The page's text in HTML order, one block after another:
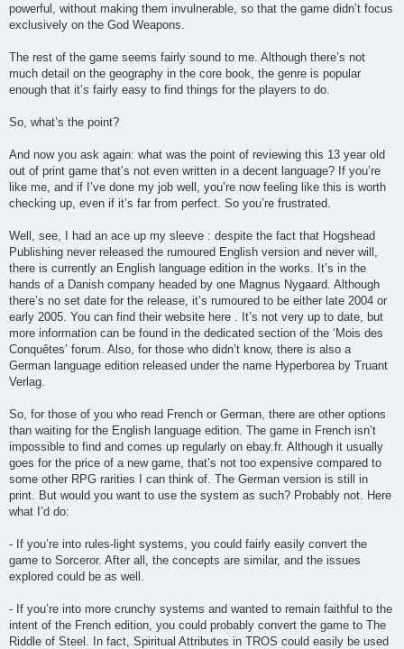
powerful, without making them invulnerable, so that the game didn’t focus
exclusively on the God Weapons.
The rest of the game seems fairly sound to me. Although there’s not
much detail on the geography in the core book, the genre is popular
enough that it’s fairly easy to find things for the players to do.
So, what’s the point?
And now you ask again: what was the point of reviewing this 13 year old
out of print game that’s not even written in a decent language? If you’re
like me, and if I’ve done my job well, you’re now feeling like this is worth
checking up, even if it’s far from perfect. So you’re frustrated.
Well, see, I had an ace up my sleeve : despite the fact that Hogshead
Publishing never released the rumoured English version and never will,
there is currently an English language edition in the works. It’s in the
hands of a Danish company headed by one Magnus Nygaard. Although
there’s no set date for the release, it’s rumoured to be either late 2004 or
early 2005. You can find their website here . It’s not very up to date, but
more information can be found in the dedicated section of the ‘Mois des
Conquêtes’ forum. Also, for those who didn’t know, there is also a
German language edition released under the name Hyperborea by Truant
Verlag.
So, for those of you who read French or German, there are other options
than waiting for the English language edition. The game in French isn’t
impossible to find and comes up regularly on ebay.fr. Although it usually
goes for the price of a new game, that’s not too expensive compared to
some other RPG rarities I can think of. The German version is still in
print. But would you want to use the system as such? Probably not. Here
what I’d do:
- If you’re into rules-light systems, you could fairly easily convert the
game to Sorceror. After all, the concepts are similar, and the issues
explored could be as well.
- If you’re into more crunchy systems and wanted to remain faithful to the
intent of the French edition, you could probably convert the game to The
Riddle of Steel. In fact, Spiritual Attributes in TROS could easily be used